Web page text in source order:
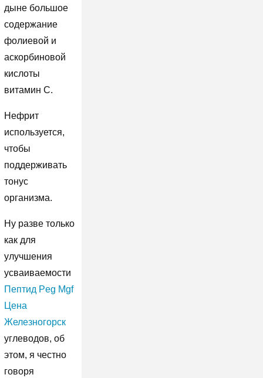
дыне большое
содержание
фолиевой и
аскорбиновой
кислоты
витамин С.
Нефрит
используется,
чтобы
поддерживать
тонус
организма.
Ну разве только
как для
улучшения
усваиваемости
Пептид Peg Mgf
Цена
Железногорск
углеводов, об
этом, я честно
говоря